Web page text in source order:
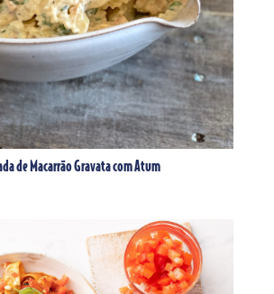
de Macarrão Gravata com Atum